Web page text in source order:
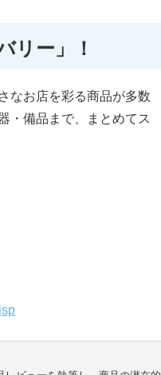
リー」！
なお店を彩る商品が多数
・備品まで、まとめてス